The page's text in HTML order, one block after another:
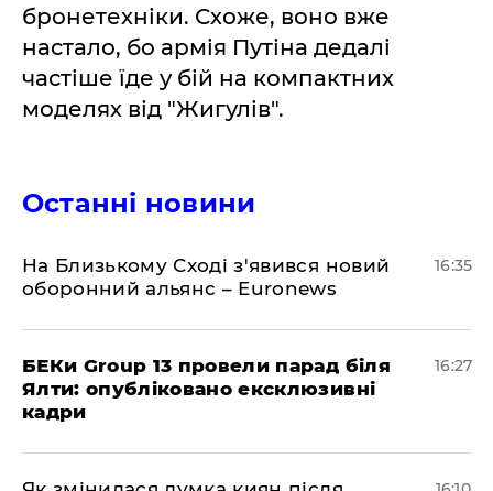
бронетехніки. Схоже, воно вже
настало, бо армія Путіна дедалі
частіше їде у бій на компактних
моделях від "Жигулів".
Останні новини
На Близькому Сході з'явився новий
оборонний альянс – Euronews
16:35
БЕКи Group 13 провели парад біля
Ялти: опубліковано ексклюзивні
кадри
16:27